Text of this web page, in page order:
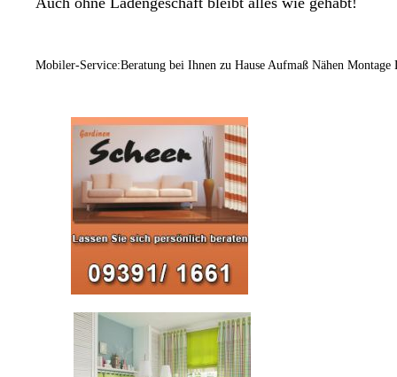
Mobiler-Service:Beratung bei Ihnen zu Hause Aufmaß Nähen Montage